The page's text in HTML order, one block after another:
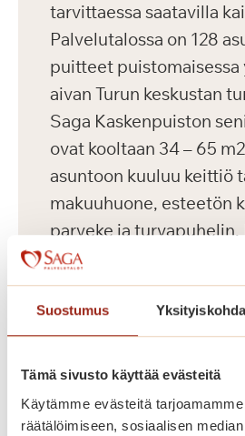
Suostumus
Tämä sivusto käyttää evästeitä
Käytämme evästeitä
räätälöimiseen, sosiaalisen
tarvittaessa saatavilla
Palvelutalossa on 128
puitteet puistomaisessa
aivan Turun keskustan
Saga Kaskenpuiston
ovat kooltaan 34 – 65
asuntoon kuuluu keittiö
makuuhuone, esteetön
parveke ja turvapuhelin.
omassa kodissa, jonka
makusi mukaan omilla
huonekaluillasi ja
Asuntojen asumiskuluun
asunnon vuokra ja
käyttö. Vesimaksu on 26